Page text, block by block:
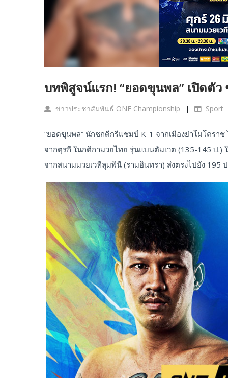
บทพิสูจน์แรก! “ยอดขุนพล” เปิดตัว
ข่าวประชาสัมพันธ์ ONE Championship Sport
“ยอดขุนพล” นักชกดีกรีแชมป์ K-1 จากเมืองย่าโมโครา
จากตุรกี ในกติกามวยไทย รุ่นแบนตัมเวต (135-145 ป
จากสนามมวยเวทีลุมพินี (รามอินทรา) ส่งตรงไปยัง 195